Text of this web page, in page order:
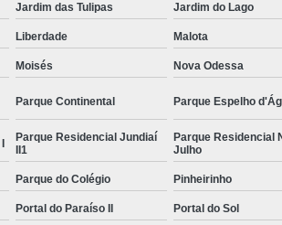
Jardim das Tulipas Jardim do Lago
Liberdade Malota
Moisés Nova Odessa
Parque Continental Parque Espelho
Parque Residencial Jundiaí
II1
Parque Residencial
Julho
Parque do Colégio Pinheirinho
Portal do Paraíso II Portal do Sol